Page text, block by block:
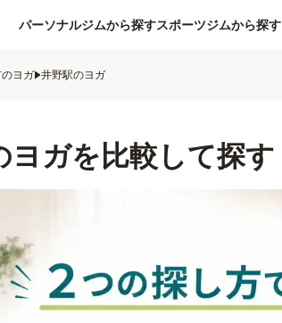
パーソナルジムから探すスポーツジムから探す
ヨガ 井野駅のヨガ
ヨガを比較して探す